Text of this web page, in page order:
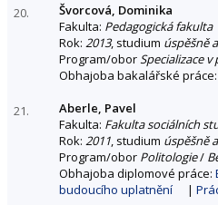
20.
Švorcová, Dominika
Fakulta: Pedagogická fakulta
Rok: 2013, studium úspěšně
Program/oborSpecializace v
Obhajoba bakalářské práce:
21.
Aberle, Pavel
Fakulta: Fakulta sociálních
Rok: 2011, studium úspěšně
Program/obor Politologie/
Obhajoba diplomové práce:
budoucího uplatnění
|